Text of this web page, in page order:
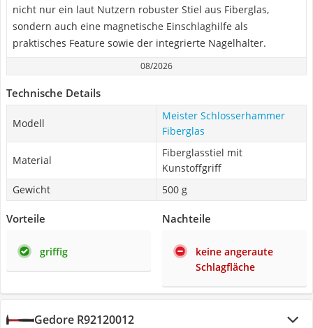
nicht nur ein laut Nutzern robuster Stiel aus Fiberglas,
sondern auch eine magnetische Einschlaghilfe als
praktisches Feature sowie der integrierte Nagelhalter.
08/2026
Technische Details
Modell
Meister Schlosserhammer
Fiberglas
Material
Fiberglasstiel mit
Kunstoffgriff
Gewicht
500 g
Vorteile
griffig
Nachteile
keine angeraute
Schlagfläche
Gedore R92120012